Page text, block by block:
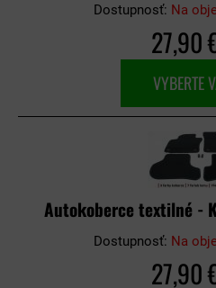
Dostupnosť: Na
27,90
VYBERTE
Autokoberce textilné -
Dostupnosť: Na
27,90